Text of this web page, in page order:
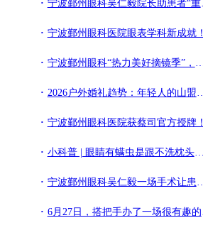
宁波鄞州眼科吴仁毅院长助患者“重见光明”
宁波鄞州眼科医院眼表学科新成就！
宁波鄞州眼科“热力美好摘镜季”，来看看！
2026户外婚礼趋势：年轻人的山盟湖誓，把婚礼搬到了莫干山象月湖
宁波鄞州眼科医院获蔡司官方授牌！
小科普 | 眼睛有螨虫是跟不洗枕头有关吗？
宁波鄞州眼科吴仁毅一场手术让患者重见光明
6月27日，搭把手办了一场很有趣的垃圾分类运动会